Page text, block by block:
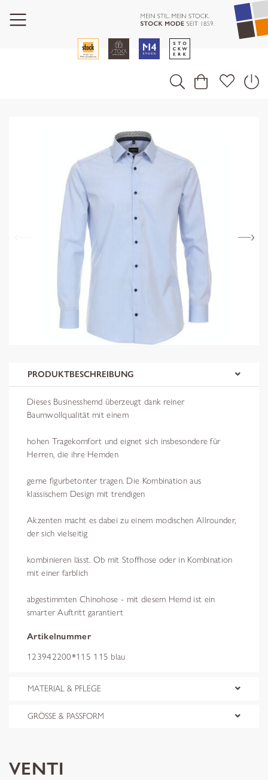
PRODUKTBESCHREIBUNG
Dieses Businesshemd überzeugt dank reiner
Baumwollqualität mit einem
hohen Tragekomfort und eignet sich insbesondere für
Herren, die ihre Hemden
gerne figurbetonter tragen. Die Kombination aus
klassischem Design mit trendigen
Akzenten macht es dabei zu einem modischen Allrounder,
der sich vielseitig
kombinieren lässt. Ob mit Stoffhose oder in Kombination
mit einer farblich
abgestimmten Chinohose - mit diesem Hemd ist ein
smarter Auftritt garantiert
Artikelnummer
123942200*115 115 blau
MATERIAL & PFLEGE
GRÖSSE & PASSFORM
VENTI